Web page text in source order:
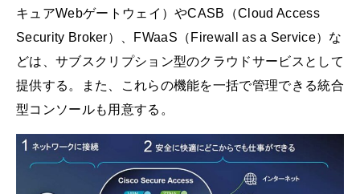
キュアWebゲートウェイ）やCASB（Cloud Access
Security Broker）、FWaaS（Firewall as a Service）な
どは、サブスクリプション型のクラウドサービスとして
提供する。また、これらの機能を一括で管理できる統合
型コンソールも用意する。